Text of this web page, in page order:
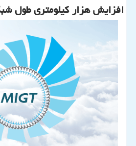
افزایش هزار كیلومتری طول